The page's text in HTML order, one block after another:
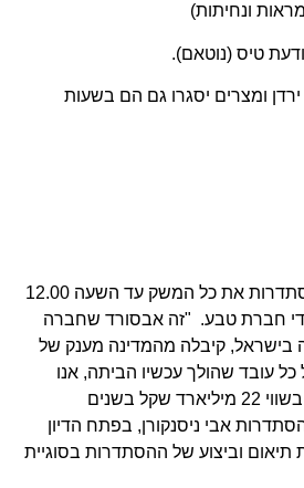
טיס (נוטאם).
ירדן ומצרים יסגרו גם הם בשעות
ביום ראשון תשבית ההסתדרות את כל המשק עד השעה 12.00
חברת טבע. "זה אבסורד שחברה
קיבלה מהמדינה מענק של
כל עובד שהולך עכשיו הביתה, אנו
מדברים על הטבות מס בשווי 22 מיליארד שקל בשנים
אבי ניסנקורן, בפתח הדיון
תיאום וביצוע של ההסתדרות בסוגיית